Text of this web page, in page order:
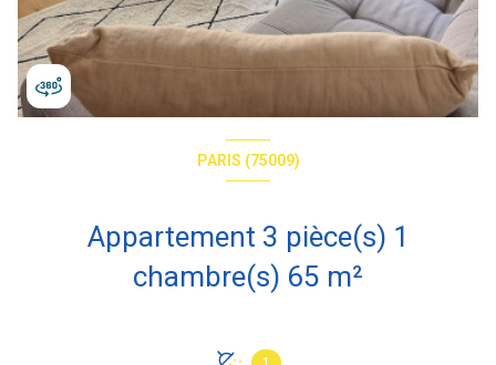
PARIS (75009)
Appartement 3 pièce(s) 1
chambre(s) 65 m²